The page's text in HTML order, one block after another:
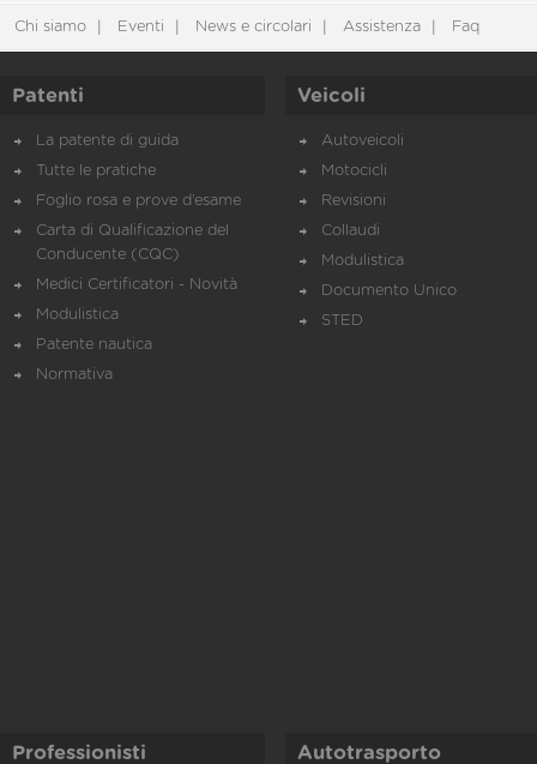
Chi siamo Eventi News e circolari Assistenza Faq
Patenti
La patente di guida
Tutte le pratiche
Foglio rosa e prove d’esame
Carta di Qualificazione del
Conducente (CQC)
Medici Certificatori - Novità
Modulistica
Patente nautica
Normativa
Veicoli
Autoveicoli
Motocicli
Revisioni
Collaudi
Modulistica
Documento Unico
STED
Professionisti Autotrasporto